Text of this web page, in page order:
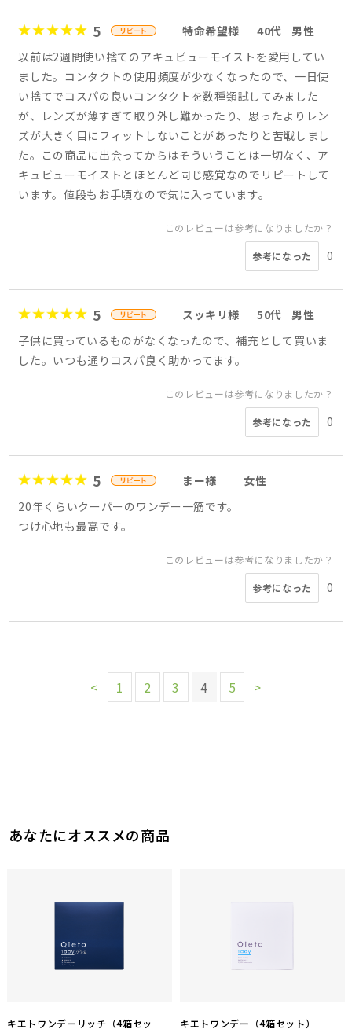
5 特命希望様 40代
男性
以前は2週間使い捨てのアキュビューモイストを愛用してい
ました。コンタクトの使用頻度が少なくなったので、一日使
い捨てでコスパの良いコンタクトを数種類試してみました
が、レンズが薄すぎて取り外し難かったり、思ったよりレン
ズが大きく目にフィットしないことがあったりと苦戦しまし
た。この商品に出会ってからはそういうことは一切なく、ア
キュビューモイストとほとんど同じ感覚なのでリピートして
います。値段もお手頃なので気に入っています。
このレビューは参考になりましたか？
参考になった 0
5 スッキリ様 50代
男性
子供に買っているものがなくなったので、補充として買いま
した。いつも通りコスパ良く助かってます。
このレビューは参考になりましたか？
参考になった 0
5 まー様
女性
20年くらいクーパーのワンデー一筋です。
つけ心地も最高です。
このレビューは参考になりましたか？
参考になった 0
< 1 2 3 4 5 >
あなたにオススメの商品
キエトワンデーリッチ（4箱セッ
キエトワンデー（4箱セット）